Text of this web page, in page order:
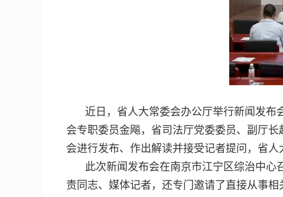
近日，省人大常委会办公厅举行新闻发
会专职委员金飚，省司法厅党委委员、副厅
会进行发布、作出解读并接受记者提问，省
此次新闻发布会在南京市江宁区综治中心
责同志、媒体记者，还专门邀请了直接从事